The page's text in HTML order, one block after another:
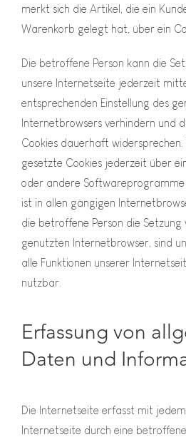
merkt sich die Artikel, die ein
Warenkorb gelegt hat, über ein
Die betroffene Person kann die
unsere Internetseite jederzeit
entsprechenden Einstellung des
Internetbrowsers verhindern und
Cookies dauerhaft
gesetzte Cookies jederzeit über
oder andere Softwareprogramme
ist in allen gängigen
die betroffene Person die Setzung
genutzten Internetbrowser, sind
alle Funktionen unserer
nutzbar.
Erfassung von
Daten und
Die Internetseite erfasst mit
Internetseite durch eine